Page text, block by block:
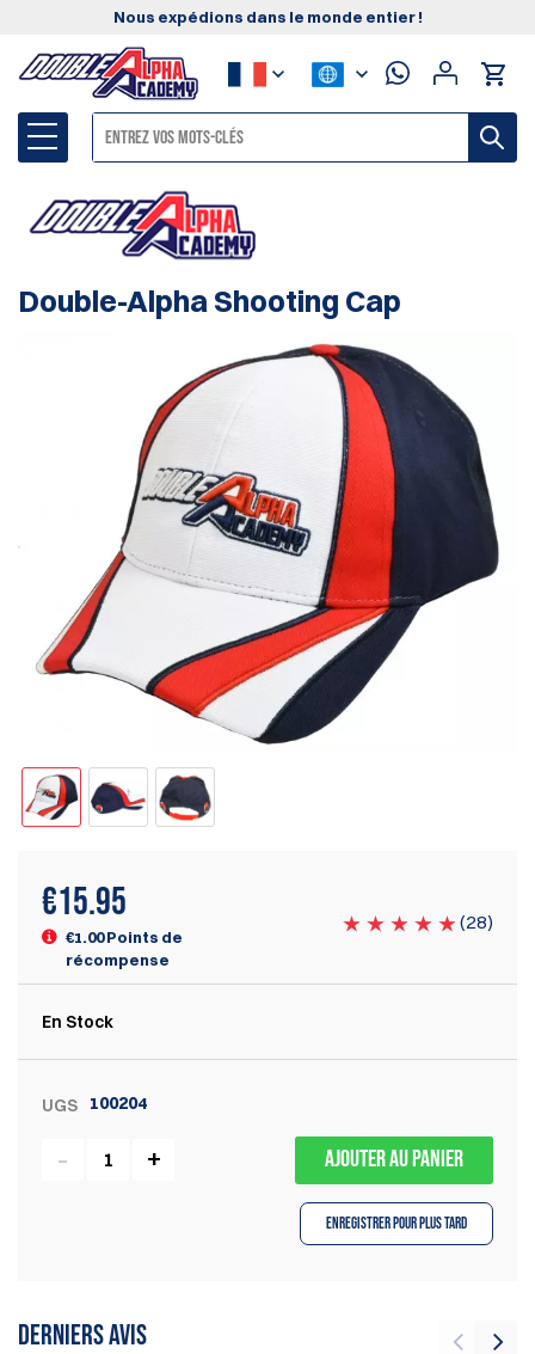
Nous expédions dans le monde entier !
Double-Alpha Shooting Cap
€15.95
€1.00 Points de
récompense
(28)
En Stock
UGS 100204
AJOUTER AU PANIER
Enregistrer pour plus tard
Derniers avis